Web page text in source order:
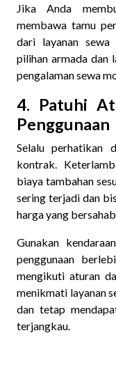
Jika Anda
membawa tamu
dari layanan sewa
pilihan armada dan
pengalaman sewa
4. Patuhi
Penggunaan
Selalu perhatikan
kontrak.
biaya tambahan
sering terjadi dan
harga yang
Gunakan
penggunaan
mengikuti aturan
menikmati layanan
dan tetap
terjangkau.